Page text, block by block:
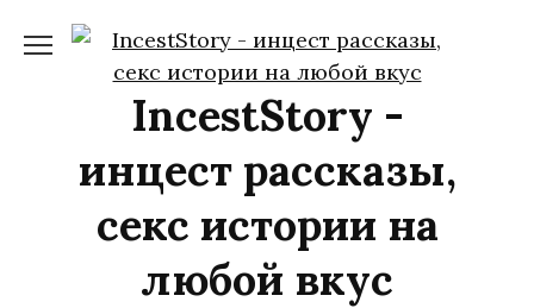
содержанию
IncestStory -
инцест рассказы,
секс истории на
любой вкус